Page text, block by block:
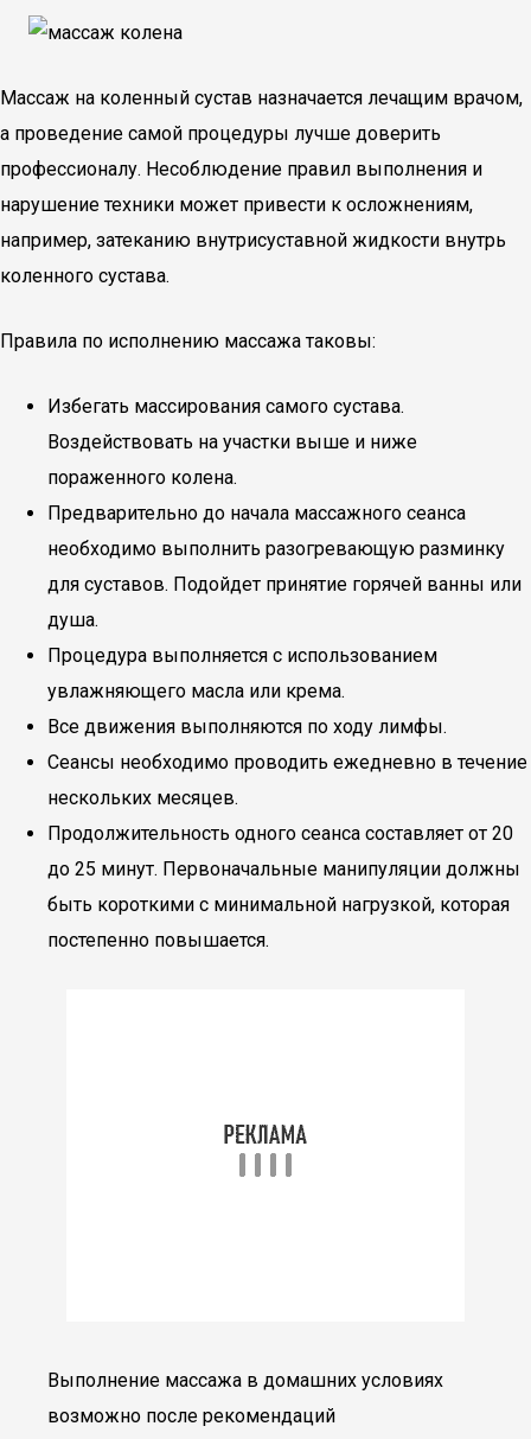
Массаж на коленный сустав назначается лечащим врачом,
а проведение самой процедуры лучше доверить
профессионалу. Несоблюдение правил выполнения и
нарушение техники может привести к осложнениям,
например, затеканию внутрисуставной жидкости внутрь
коленного сустава.
Правила по исполнению массажа таковы:
Избегать массирования самого сустава.
Воздействовать на участки выше и ниже
пораженного колена.
Предварительно до начала массажного сеанса
необходимо выполнить разогревающую разминку
для суставов. Подойдет принятие горячей ванны или
душа.
Процедура выполняется с использованием
увлажняющего масла или крема.
Все движения выполняются по ходу лимфы.
Сеансы необходимо проводить ежедневно в течение
нескольких месяцев.
Продолжительность одного сеанса составляет от 20
до 25 минут. Первоначальные манипуляции должны
быть короткими с минимальной нагрузкой, которая
постепенно повышается.
Выполнение массажа в домашних условиях
возможно после рекомендаций